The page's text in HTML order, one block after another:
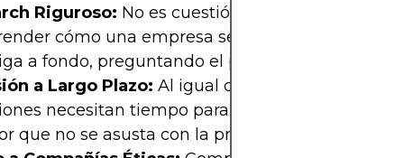
Riguroso: No es cuestión de números, sino
cómo una empresa se adapta y
a fondo, preguntando el porqué detrás de
a Largo Plazo: Al igual que el vino fino, las
necesitan tiempo para madurar. Dorsey es
que no se asusta con la primera señal de lluvia.